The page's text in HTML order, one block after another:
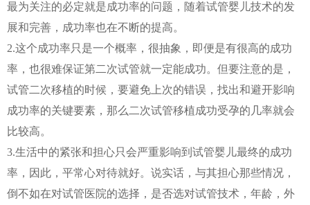
最为关注的必定就是成功率的问题，随着试管婴儿技术的发
展和完善，成功率也在不断的提高。
2.这个成功率只是一个概率，很抽象，即便是有很高的成功
率，也很难保证第二次试管就一定能成功。但要注意的是，
试管二次移植的时候，要避免上次的错误，找出和避开影响
成功率的关键要素，那么二次试管移植成功受孕的几率就会
比较高。
3.生活中的紧张和担心只会严重影响到试管婴儿最终的成功
率，因此，平常心对待就好。说实话，与其担心那些情况，
倒不如在对试管医院的选择，是否选对试管技术，年龄，外